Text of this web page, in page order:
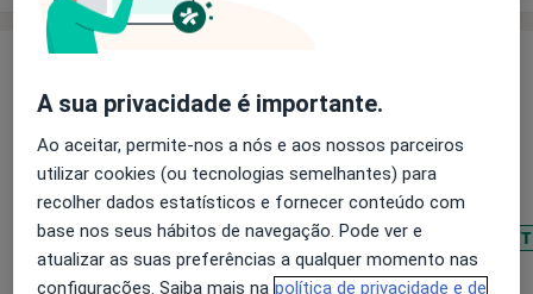
Experiência
Psicologia Clinica, Psicologia da Saúde, Coaching,
Programação NeuroLinguística, Mindulness,
Meditação
Principais doenças tratadas
Transtorno de Déficit de Atenção com Hiperatividade
Transtornos Fóbicos
Anorexia Nervosa
A sua privacidade é importante.
Ao aceitar, permite-nos a nós e aos nossos parceiros
utilizar cookies (ou tecnologias semelhantes) para
recolher dados estatísticos e fornecer conteúdo com
base nos seus hábitos de navegação. Pode ver e
atualizar as suas preferências a qualquer momento nas
configurações. Saiba mais na política de privacidade e de